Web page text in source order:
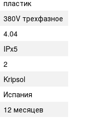
пластик
380V трехфазное
4.04
IPx5
2
Kripsol
Испания
12 месяцев